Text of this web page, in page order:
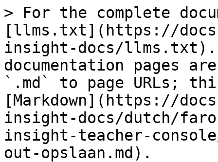
> For the complete
[llms.txt](https://
insight-docs/llms.txt).
documentation pages
`.md` to page URLs;
[Markdown](https://
insight-docs/dutch/
insight-teacher-
out-opslaan.md).